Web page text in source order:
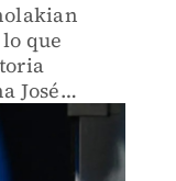
que
José